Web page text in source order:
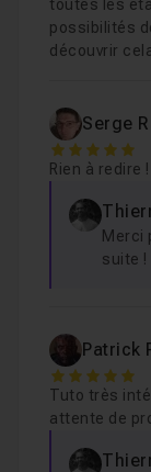
toutes les
possibilités
découvrir
Serge
5
Rien à redire
Merci
suite !
Patrick
5
Tuto très
attente de